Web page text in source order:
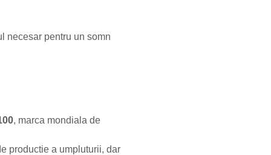
necesar pentru un somn
, marca mondiala de
productie a umpluturii, dar